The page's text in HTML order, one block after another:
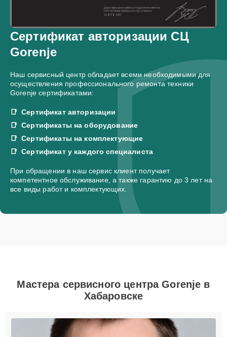
Сертификат авторизации СЦ
Gorenje
Наш сервисный центр обладает всеми необходимыми для
осуществления профессионального ремонта техники
Gorenje сертификатами:
Сертификат авторизации
Сертификаты на оборудование
Сертификаты на комплектующие
Сертификат у каждого специалиста
При обращении в наш сервис клиент получает
компетентное обслуживание, а также гарантию до 3 лет на
все виды работ и комплектующих.
Мастера сервисного центра Gorenje в
Хабаровске